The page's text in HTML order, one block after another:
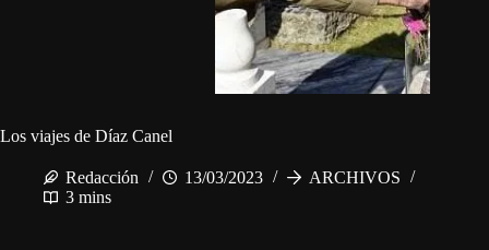
Los viajes de Díaz Canel
Redacción 13/03/2023
ARCHIVOS
3 mins